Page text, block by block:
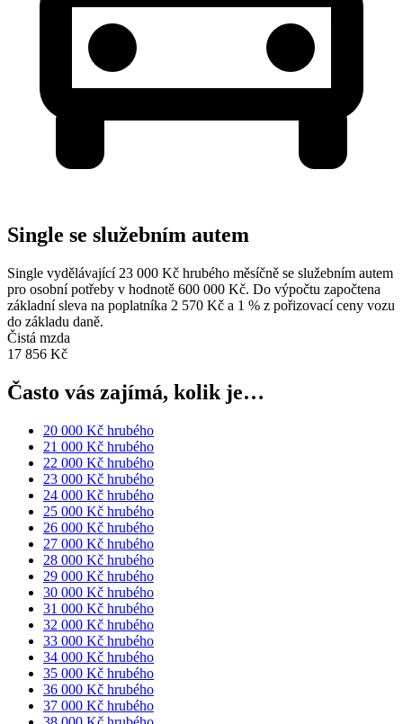
Single se služebním autem
Single vydělávající 23 000 Kč hrubého měsíčně se služebním autem
pro osobní potřeby v hodnotě 600 000 Kč. Do výpočtu započtena
základní sleva na poplatníka 2 570 Kč a 1 % z pořizovací ceny vozu
do základu daně.
Čistá mzda
17 856 Kč
Často vás zajímá, kolik je…
20 000 Kč hrubého
21 000 Kč hrubého
22 000 Kč hrubého
23 000 Kč hrubého
24 000 Kč hrubého
25 000 Kč hrubého
26 000 Kč hrubého
27 000 Kč hrubého
28 000 Kč hrubého
29 000 Kč hrubého
30 000 Kč hrubého
31 000 Kč hrubého
32 000 Kč hrubého
33 000 Kč hrubého
34 000 Kč hrubého
35 000 Kč hrubého
36 000 Kč hrubého
37 000 Kč hrubého